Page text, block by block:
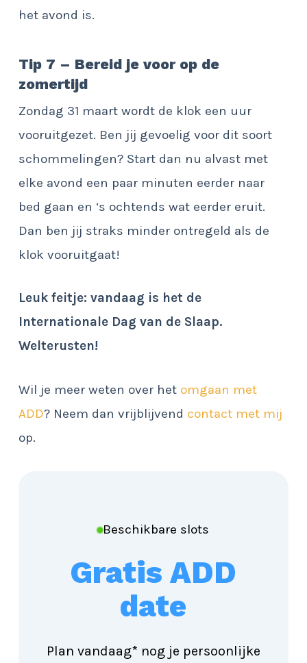
het avond is.
Tip 7 – Bereid je voor op de
zomertijd
Zondag 31 maart wordt de klok een uur
vooruitgezet. Ben jij gevoelig voor dit soort
schommelingen? Start dan nu alvast met
elke avond een paar minuten eerder naar
bed gaan en ‘s ochtends wat eerder eruit.
Dan ben jij straks minder ontregeld als de
klok vooruitgaat!
Leuk feitje: vandaag is het de
Internationale Dag van de Slaap.
Welterusten!
Wil je meer weten over het omgaan met
ADD? Neem dan vrijblijvend contact met mij
op.
Beschikbare slots
Gratis ADD
date
Plan vandaag* nog je persoonlijke